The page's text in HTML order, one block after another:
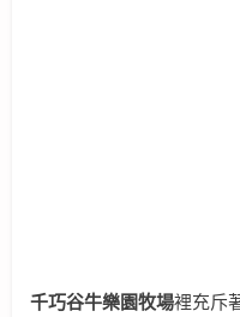
千巧谷牛樂園牧場裡充斥